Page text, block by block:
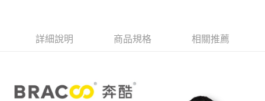
每筆NT$80，滿NT$799(含以上)免運費
宅配
詳細說明 商品規格 相關推薦